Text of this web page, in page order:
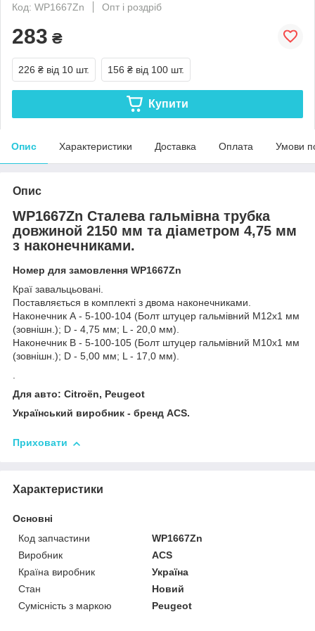
Код: WP1667Zn
Опт і роздріб
283 ₴
226 ₴ від 10 шт. 156 ₴ від 100 шт.
Купити
Опис Характеристики Доставка Оплата Умови
Опис
WP1667Zn Сталева гальмівна трубка
довжиной 2150 мм та діаметром 4,75 мм
з наконечниками.
Номер для замовлення WP1667Zn
Краї завальцьовані.
Поставляється в комплекті з двома наконечниками.
Наконечник А - 5-100-104 (Болт штуцер гальмівний М12х1 мм
(зовнішн.); D - 4,75 мм; L - 20,0 мм).
Наконечник В - 5-100-105 (Болт штуцер гальмівний М10х1 мм
(зовнішн.); D - 5,00 мм; L - 17,0 мм).
.
Для авто: Citroën, Peugeot
Український виробник - бренд ACS.
Приховати
Характеристики
Основні
Код запчастини
WP1667Zn
Виробник
ACS
Країна виробник
Україна
Стан
Новий
Сумісність з маркою
Peugeot